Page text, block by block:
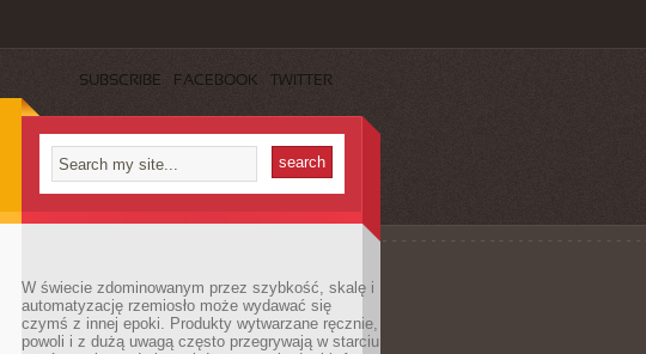
SUBSCRIBE FACEBOOK TWITTER
W świecie zdominowanym przez szybkość, skalę i
automatyzację rzemiosło może wydawać się
czymś z innej epoki. Produkty wytwarzane ręcznie,
powoli i z dużą uwagą często przegrywają w starciu